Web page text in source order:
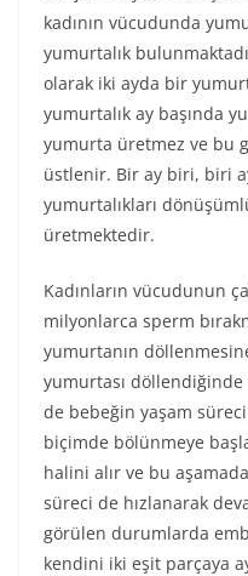
kadının vücudunda
yumurtalık
olarak iki ayda bir
yumurtalık ay başında
yumurta üretmez ve bu
üstlenir. Bir ay biri, biri
yumurtalıkları
üretmektedir.
Kadınların vücudunun
milyonlarca sperm
yumurtanın
yumurtası döllendiğinde
de bebeğin yaşam
biçimde bölünmeye
halini alır ve bu
süreci de hızlanarak
görülen durumlarda
kendini iki eşit parçaya